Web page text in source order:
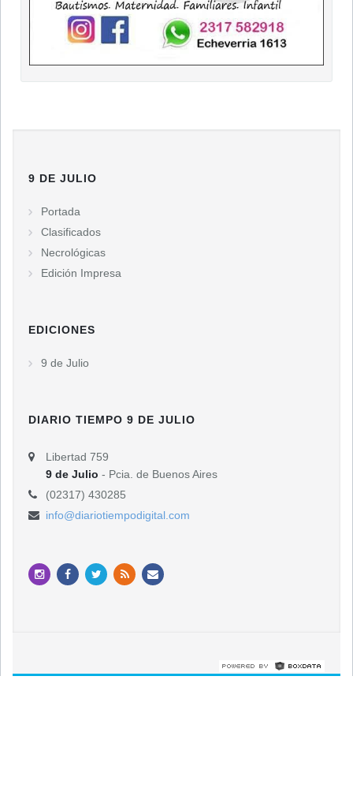
9 DE JULIO
Portada
Clasificados
Necrológicas
Edición Impresa
EDICIONES
9 de Julio
DIARIO TIEMPO 9 DE JULIO
Libertad 759
9 de Julio - Pcia. de Buenos Aires
(02317) 430285
info@diariotiempodigital.com